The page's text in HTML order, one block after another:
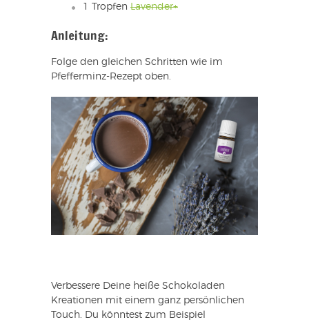
1 Tropfen Lavender+
Anleitung:
Folge den gleichen Schritten wie im
Pfefferminz-Rezept oben.
Verbessere Deine heiße Schokoladen
Kreationen mit einem ganz persönlichen
Touch. Du könntest zum Beispiel